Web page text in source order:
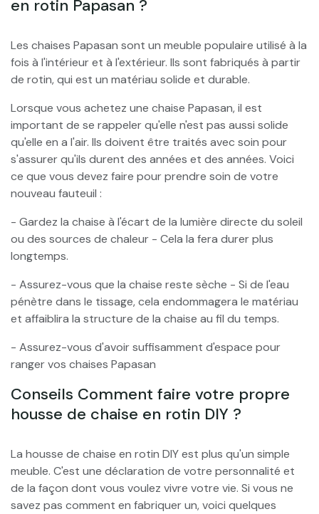
en rotin Papasan ?
Les chaises Papasan sont un meuble populaire utilisé à la
fois à l'intérieur et à l'extérieur. Ils sont fabriqués à partir
de rotin, qui est un matériau solide et durable.
Lorsque vous achetez une chaise Papasan, il est
important de se rappeler qu'elle n'est pas aussi solide
qu'elle en a l'air. Ils doivent être traités avec soin pour
s'assurer qu'ils durent des années et des années. Voici
ce que vous devez faire pour prendre soin de votre
nouveau fauteuil :
- Gardez la chaise à l'écart de la lumière directe du soleil
ou des sources de chaleur - Cela la fera durer plus
longtemps.
- Assurez-vous que la chaise reste sèche - Si de l'eau
pénètre dans le tissage, cela endommagera le matériau
et affaiblira la structure de la chaise au fil du temps.
- Assurez-vous d'avoir suffisamment d'espace pour
ranger vos chaises Papasan
Conseils Comment faire votre propre
housse de chaise en rotin DIY ?
La housse de chaise en rotin DIY est plus qu'un simple
meuble. C'est une déclaration de votre personnalité et
de la façon dont vous voulez vivre votre vie. Si vous ne
savez pas comment en fabriquer un, voici quelques